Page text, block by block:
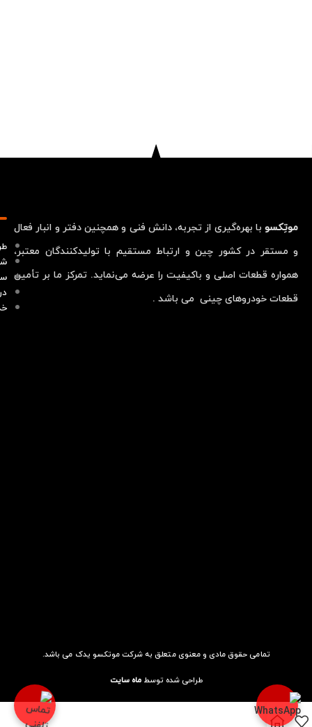
موتِکسو با بهره‌گیری از تجربه، دانش فنی و همچنین دفتر و انبار فعال
و مستقر در کشور چین و ارتباط مستقیم با تولیدکنندگان معتبر،
همواره قطعات اصلی و باکیفیت را عرضه می‌نماید. تمرکز ما بر تأمین
قطعات خودروهای چینی می باشد .
تمامی حقوق مادی و معنوی متعلق به شرکت موتکسو یدک می باشد.
طراحی شده توسطماه سایت